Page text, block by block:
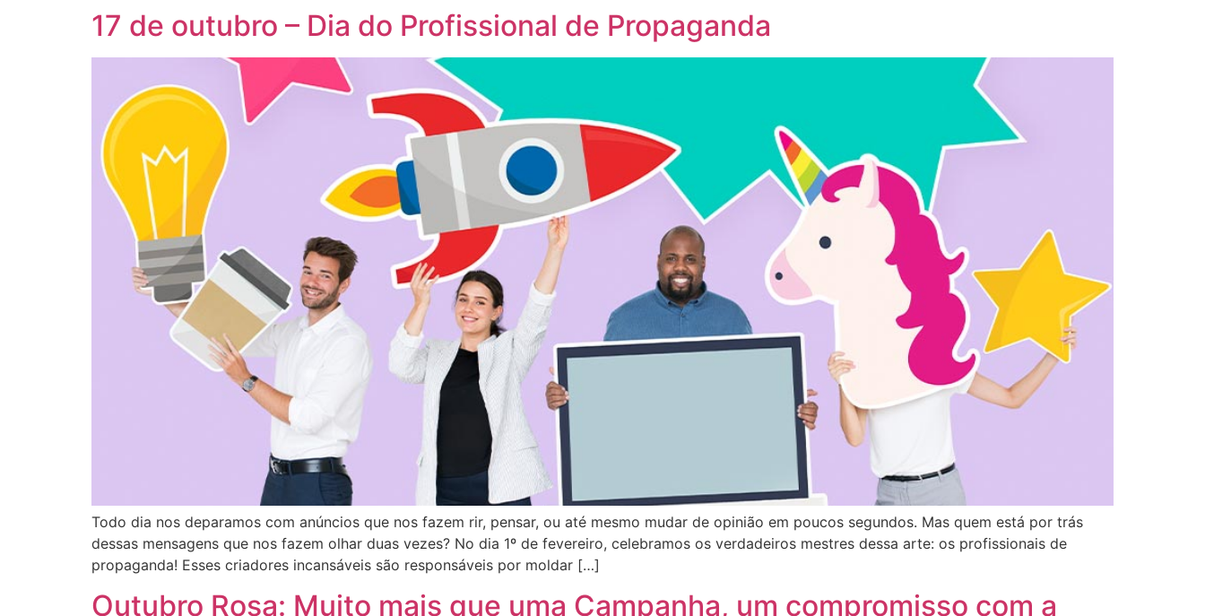
17 de outubro – Dia do Profissional de Propaganda
Todo dia nos deparamos com anúncios que nos fazem rir, pensar, ou até mesmo mudar de opinião em poucos segundos. Mas quem está por trás
dessas mensagens que nos fazem olhar duas vezes? No dia 1º de fevereiro, celebramos os verdadeiros mestres dessa arte: os profissionais de
propaganda! Esses criadores incansáveis são responsáveis por moldar […]
Outubro Rosa: Muito mais que uma Campanha, um compromisso com a